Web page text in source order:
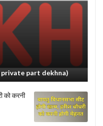
private part dekhna)
को करनी